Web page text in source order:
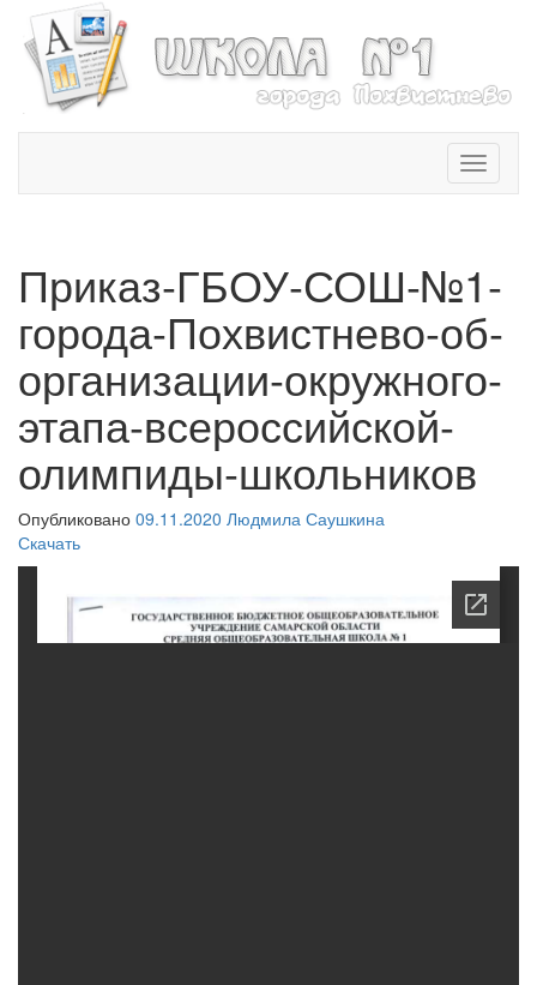
T
o
e
n
a
i
i
Приказ-ГБОУ-СОШ-№1-
города-Похвистнево-об-
организации-окружного-
этапа-всероссийской-
олимпиды-школьников
Опубликовано 09.11.2020 Людмила Саушкина
Скачать